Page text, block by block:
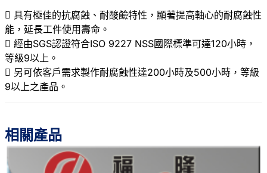
 具有極佳的抗腐蝕、耐酸鹼特性，顯著提高軸心的耐腐蝕性
能，延長工件使用壽命。
 經由SGS認證符合ISO 9227 NSS國際標準可達120小時，
等級9以上。
 另可依客戶需求製作耐腐蝕性達200小時及500小時，等級
9以上之產品。
相關產品